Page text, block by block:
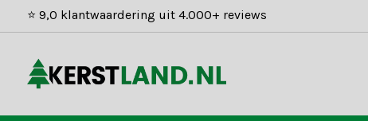
⭐ 9,0 klantwaardering uit 4.000+ reviews